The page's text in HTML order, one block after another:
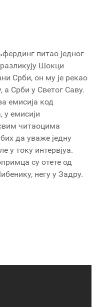
питао једног
Шокци
Срби, он му је рекао
а Срби у Светог Саву.
емисија код
емисији
читаоцима
да уваже једну
у току интервјуа.
су отете од
негу у Задру.